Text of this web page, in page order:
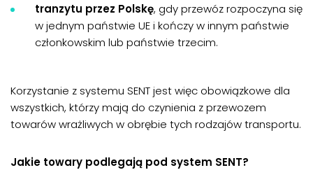
tranzytu przez Polskę, gdy przewóz rozpoczyna się
w jednym państwie UE i kończy w innym państwie
członkowskim lub państwie trzecim.
Korzystanie z systemu SENT jest więc obowiązkowe dla
wszystkich, którzy mają do czynienia z przewozem
towarów wrażliwych w obrębie tych rodzajów transportu.
Jakie towary podlegają pod system SENT?